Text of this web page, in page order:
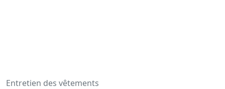
Entretien des vêtements